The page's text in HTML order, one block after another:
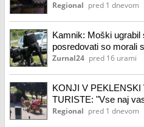
Regional pred 1 dnevom
Kamnik: Moški ugrabil
posredovati so morali
Zurnal24 pred 16 urami
KONJI V
TURISTE: "Vse naj
Regional pred 1 dnevom